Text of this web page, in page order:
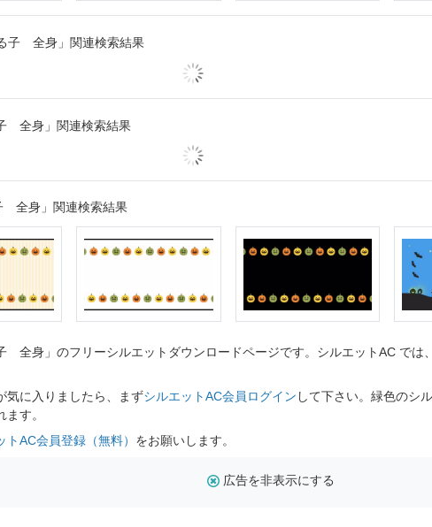
子 全身」関連検索結果
全身」関連検索結果
全身」関連検索結果
全身」のフリーシルエットダウンロードページです。シルエットAC では
気に入りましたら、まずシルエットAC会員ログイン して下さい。緑色のシ
す。
トAC会員登録（無料） をお願いします。
広告を非表示にする